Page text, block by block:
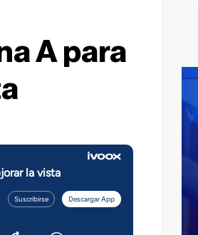
A para